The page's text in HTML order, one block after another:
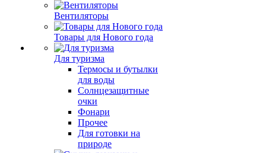
Вентиляторы
Товары для Нового года
Для туризма
Термосы и бутылки
для воды
Солнцезащитные
очки
Фонари
Прочее
Для готовки на
природе